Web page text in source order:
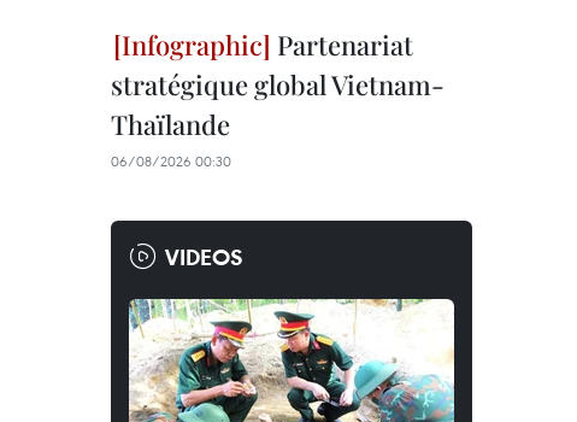
Partenariat
stratégique global Vietnam-
Thaïlande
06/08/2026 00:30
VIDEOS